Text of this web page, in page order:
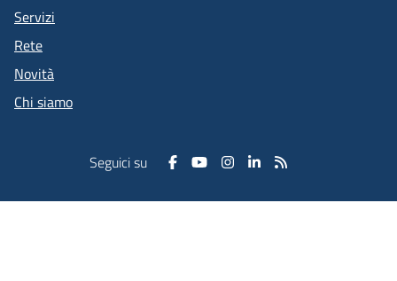
Servizi
Rete
Novità
Chi siamo
Seguici su